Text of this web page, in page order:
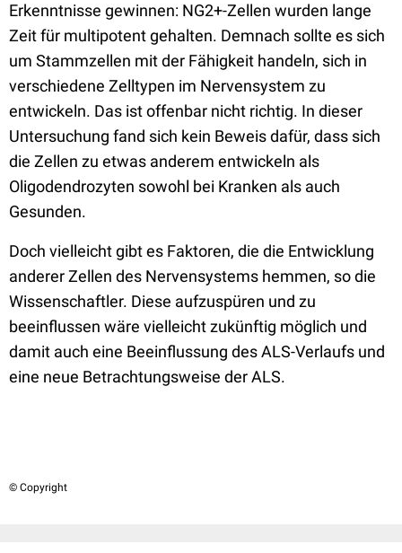
Erkenntnisse gewinnen: NG2+-Zellen wurden lange
Zeit für multipotent gehalten. Demnach sollte es sich
um Stammzellen mit der Fähigkeit handeln, sich in
verschiedene Zelltypen im Nervensystem zu
entwickeln. Das ist offenbar nicht richtig. In dieser
Untersuchung fand sich kein Beweis dafür, dass sich
die Zellen zu etwas anderem entwickeln als
Oligodendrozyten sowohl bei Kranken als auch
Gesunden.
Doch vielleicht gibt es Faktoren, die die Entwicklung
anderer Zellen des Nervensystems hemmen, so die
Wissenschaftler. Diese aufzuspüren und zu
beeinflussen wäre vielleicht zukünftig möglich und
damit auch eine Beeinflussung des ALS-Verlaufs und
eine neue Betrachtungsweise der ALS.
© Copyright